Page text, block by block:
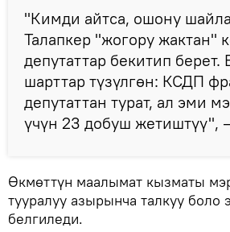
"Кимди айтса, ошону
Талапкер "жогору жактан"
депутаттар бекитип берет.
шарттар түзүлгөн: КСДП
депутаттан турат, ал эми
үчүн 23 добуш жетиштүү",
Өкмөттүн маалымат кызматы
тууралуу азырынча талкуу боло
белгиледи.